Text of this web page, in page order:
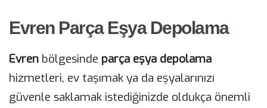
Evren Parça Eşya Depolama
Evren bölgesinde parça eşya depolama
hizmetleri, ev taşımak ya da eşyalarınızı
güvenle saklamak istediğinizde oldukça önemli